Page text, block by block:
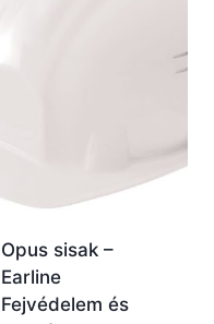
Opus sisak –
Earline
Fejvédelem és